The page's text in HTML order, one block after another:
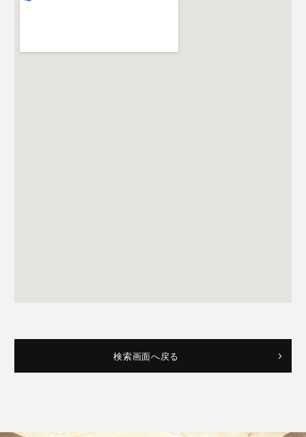
検索画面へ戻る